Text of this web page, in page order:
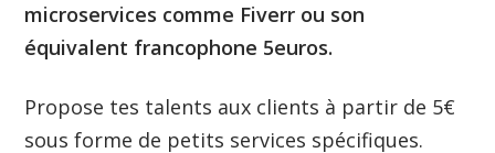
microservices comme Fiverr ou son
équivalent francophone 5euros.
Propose tes talents aux clients à partir de 5€
sous forme de petits services spécifiques.